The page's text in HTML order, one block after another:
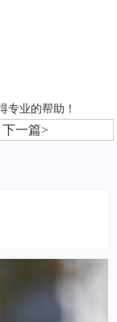
专业的帮助！
下一篇>